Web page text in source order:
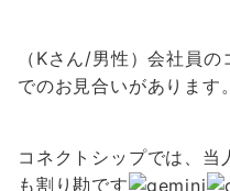
（Kさん/男性）会社員
でのお見合いがあります。
コネクトシップでは、当
も割り勘です